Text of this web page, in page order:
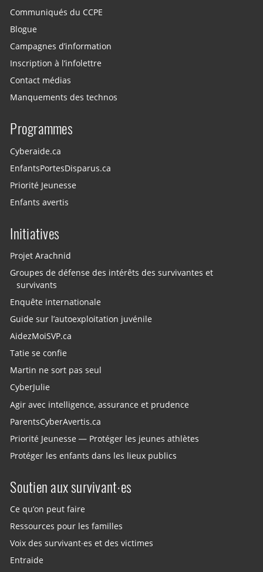
Communiqués du CCPE
Blogue
Campagnes d’information
Inscription à l’infolettre
Contact médias
Manquements des technos
Programmes
Cyberaide.ca
EnfantsPortesDisparus.ca
Priorité Jeunesse
Enfants avertis
Initiatives
Projet Arachnid
Groupes de défense des intérêts des survivantes et
survivants
Enquête internationale
Guide sur l’autoexploitation juvénile
AidezMoiSVP.ca
Tatie se confie
Martin ne sort pas seul
CyberJulie
Agir avec intelligence, assurance et prudence
ParentsCyberAvertis.ca
Priorité Jeunesse — Protéger les jeunes athlètes
Protéger les enfants dans les lieux publics
Soutien aux survivant·es
Ce qu’on peut faire
Ressources pour les familles
Voix des survivant·es et des victimes
Entraide